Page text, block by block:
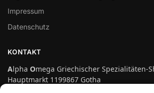
Impressum
Datenschutz
KONTAKT
Alpha Omega Griechischer Spezialitäten-
Hauptmarkt 1199867 Gotha